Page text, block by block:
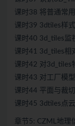
课时38 将普通常
课时39 3dtiles样
课时40 3d_tiles监
课时41 3d_tiles相
课时42 对3d_tiles
课时43 对工厂模
课时44 平面与裁
课时45 3dtiles点
章节5: CZML地理